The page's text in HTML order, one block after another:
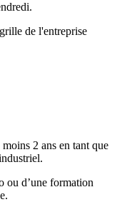
de l'entreprise
2 ans en tant que
ou d’une formation